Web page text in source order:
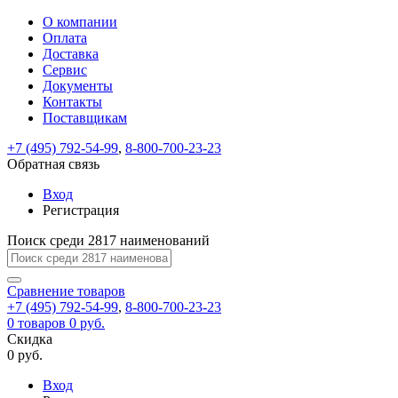
ВходРегистрация
Только
test@example.com
отправлена
по
ней
для
регистрации.
Ок
Только
Запомнить
меня
Забыли
Восстановление
пароля
Заполните
форму.
Мы
отправим
ссылку
на
указанный
электронный
адрес,
перейдя
по
которой
вы
новый
На
вашу
test@test.ru
отправлена
ссылка.
Перейдите
по
для
смены
пароля.
Введите
новый
пароль
Сменить
Пароль
успешно
Войти
Обратная
связь
Сообщение
пользовательского
соглашения
Ваше
сообщение
успешно
О компании
Оплата
Доставка
Сервис
Документы
Контакты
Поставщикам
+7 (495) 792-54-99, 8-800-700-23-23
Обратная связь
Вход
Регистрация
Поиск среди 2817 наименований
Сравнение товаров
+7 (495) 792-54-99, 8-800-700-23-23
0 товаров 0 руб.
Скидка
0 руб.
Вход